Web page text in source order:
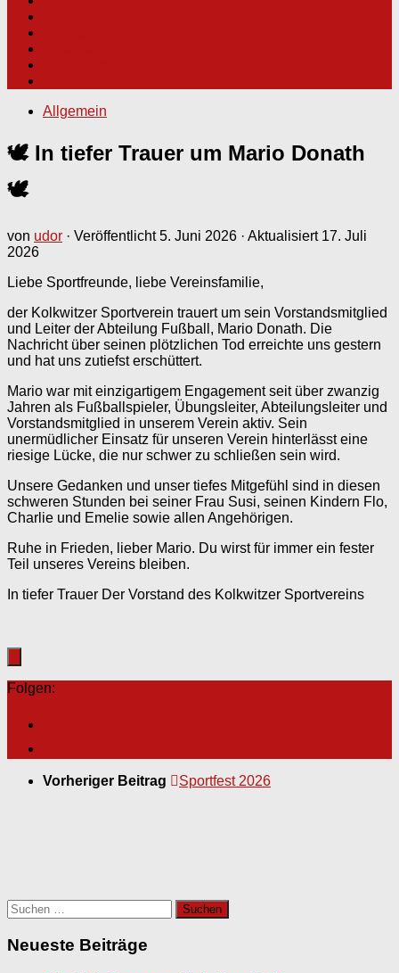
Allgemein
🕊️ In tiefer Trauer um Mario Donath
🕊️
von udor · Veröffentlicht5. Juni 2026 · Aktualisiert 17. Juli
2026
Liebe Sportfreunde, liebe Vereinsfamilie,
der Kolkwitzer Sportverein trauert um sein Vorstandsmitglied
und Leiter der Abteilung Fußball, Mario Donath. Die
Nachricht über seinen plötzlichen Tod erreichte uns gestern
und hat uns zutiefst erschüttert.
Mario war mit einzigartigem Engagement seit über zwanzig
Jahren als Fußballspieler, Übungsleiter, Abteilungsleiter und
Vorstandsmitglied in unserem Verein aktiv. Sein
unermüdlicher Einsatz für unseren Verein hinterlässt eine
riesige Lücke, die nur schwer zu schließen sein wird.
Unsere Gedanken und unser tiefes Mitgefühl sind in diesen
schweren Stunden bei seiner Frau Susi, seinen Kindern Flo,
Charlie und Emelie sowie allen Angehörigen.
Ruhe in Frieden, lieber Mario. Du wirst für immer ein fester
Teil unseres Vereins bleiben.
In tiefer Trauer Der Vorstand des Kolkwitzer Sportvereins
Folgen:
Vorheriger Beitrag Sportfest 2026
Suchen
nach:
Neueste Beiträge